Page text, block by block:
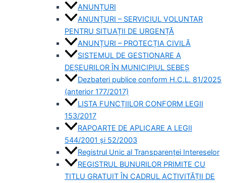
ANUNȚURI
ANUNȚURI – SERVICIUL VOLUNTAR
PENTRU SITUAȚII DE URGENȚĂ
ANUNȚURI – PROTECȚIA CIVILĂ
SISTEMUL DE GESTIONARE A
DEȘEURILOR ÎN MUNICIPIUL SEBEȘ
Dezbateri publice conform H.C.L. 81/2025
(anterior 177/2017)
LISTA FUNCȚIILOR CONFORM LEGII
153/2017
RAPOARTE DE APLICARE A LEGII
544/2001 și 52/2003
Registrul Unic al Transparenței Intereselor
REGISTRUL BUNURILOR PRIMITE CU
TITLU GRATUIT ÎN CADRUL ACTIVITĂȚII DE